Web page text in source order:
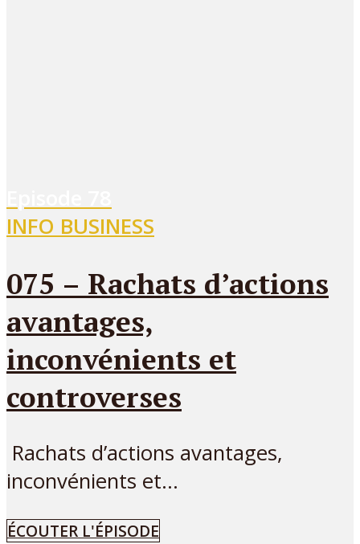
INFO BUSINESS
075 – Rachats d’actions
avantages,
inconvénients et
controverses
Rachats d’actions avantages,
inconvénients et...
ÉCOUTER L'ÉPISODE